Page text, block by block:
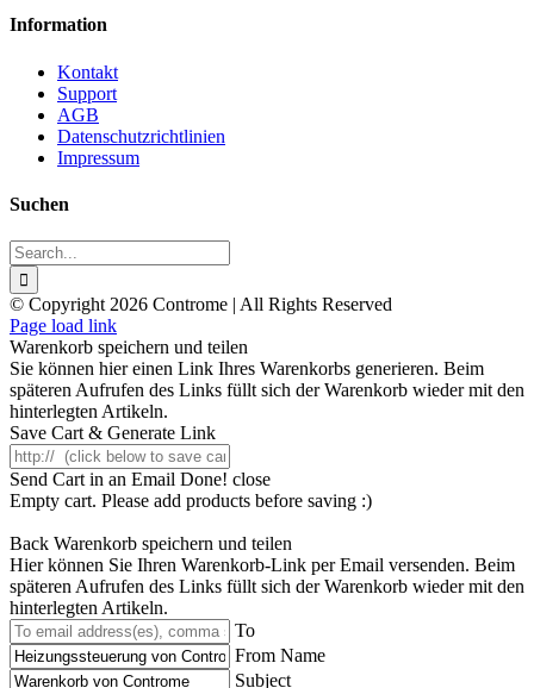
Information
Kontakt
Support
AGB
Datenschutzrichtlinien
Impressum
Suchen
Search
for:
© Copyright 2026 Controme | All Rights Reserved
Facebook
Instagram
YouTube
Xing
Page load link
Warenkorb speichern und teilen
Sie können hier einen Link Ihres Warenkorbs generieren. Beim
späteren Aufrufen des Links füllt sich der Warenkorb wieder mit den
hinterlegten Artikeln.
Save Cart & Generate Link
Send Cart in an Email Done! close
Empty cart. Please add products before saving :)
Back Warenkorb speichern und teilen
Hier können Sie Ihren Warenkorb-Link per Email versenden. Beim
späteren Aufrufen des Links füllt sich der Warenkorb wieder mit den
hinterlegten Artikeln.
To
From Name
Subject